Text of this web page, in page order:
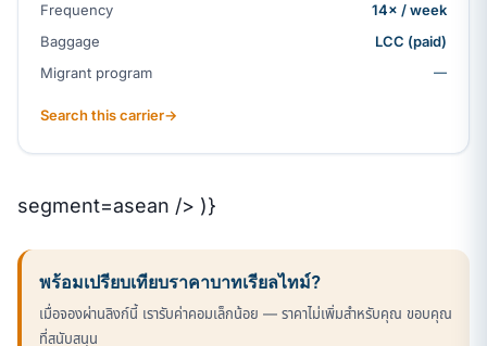
Frequency
14× / week
Baggage
LCC (paid)
Migrant program
—
Search this carrier→
segment=asean /> )}
พร้อมเปรียบเทียบราคาบาทเรียลไทม์?
เมื่อจองผ่านลิงก์นี้ เรารับค่าคอมเล็กน้อย — ราคาไม่เพิ่มสำหรับคุณ ขอบคุณ
ที่สนับสนุน